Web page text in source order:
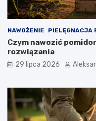
NAWOŻENIE PIELĘGNACJA
Czym nawozić
rozwiązania
29 lipca 2026